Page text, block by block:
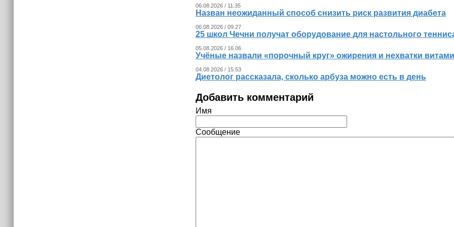
06.08.2026 / 11.35
Назван неожиданный способ снизить риск развития диабета
06.08.2026 / 09.27
25 школ Чечни получат оборудование для настольного
05.08.2026 / 16.06
Учёные назвали «порочный круг» ожирения и нехватки
04.08.2026 / 15.53
Диетолог рассказала, сколько арбуза можно есть в день
Добавить комментарий
Имя
Сообщение